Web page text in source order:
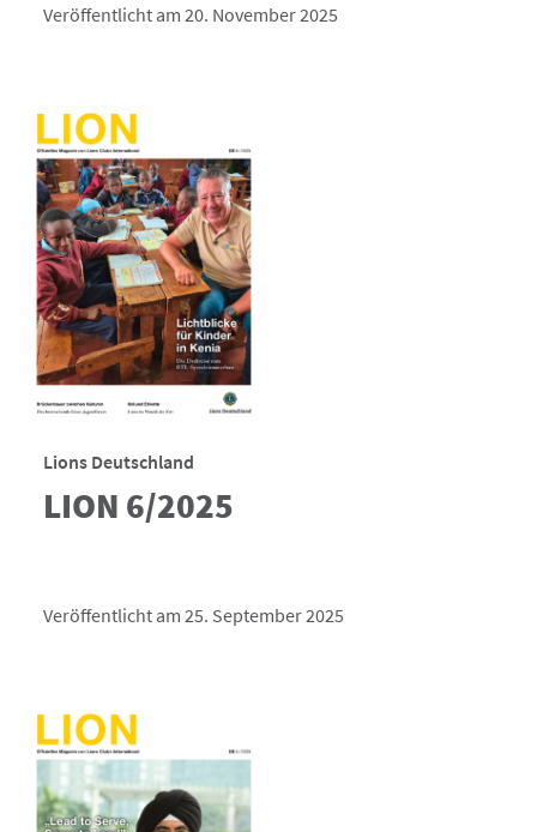
Veröffentlicht am 20. November 2025
Lions Deutschland
LION 6/2025
Veröffentlicht am 25. September 2025